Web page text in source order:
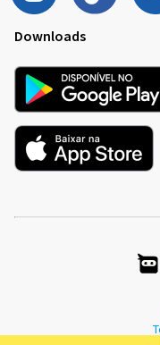
Downloads